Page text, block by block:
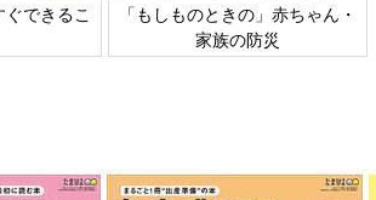
「もしものときの」赤ちゃん・
日本外来小